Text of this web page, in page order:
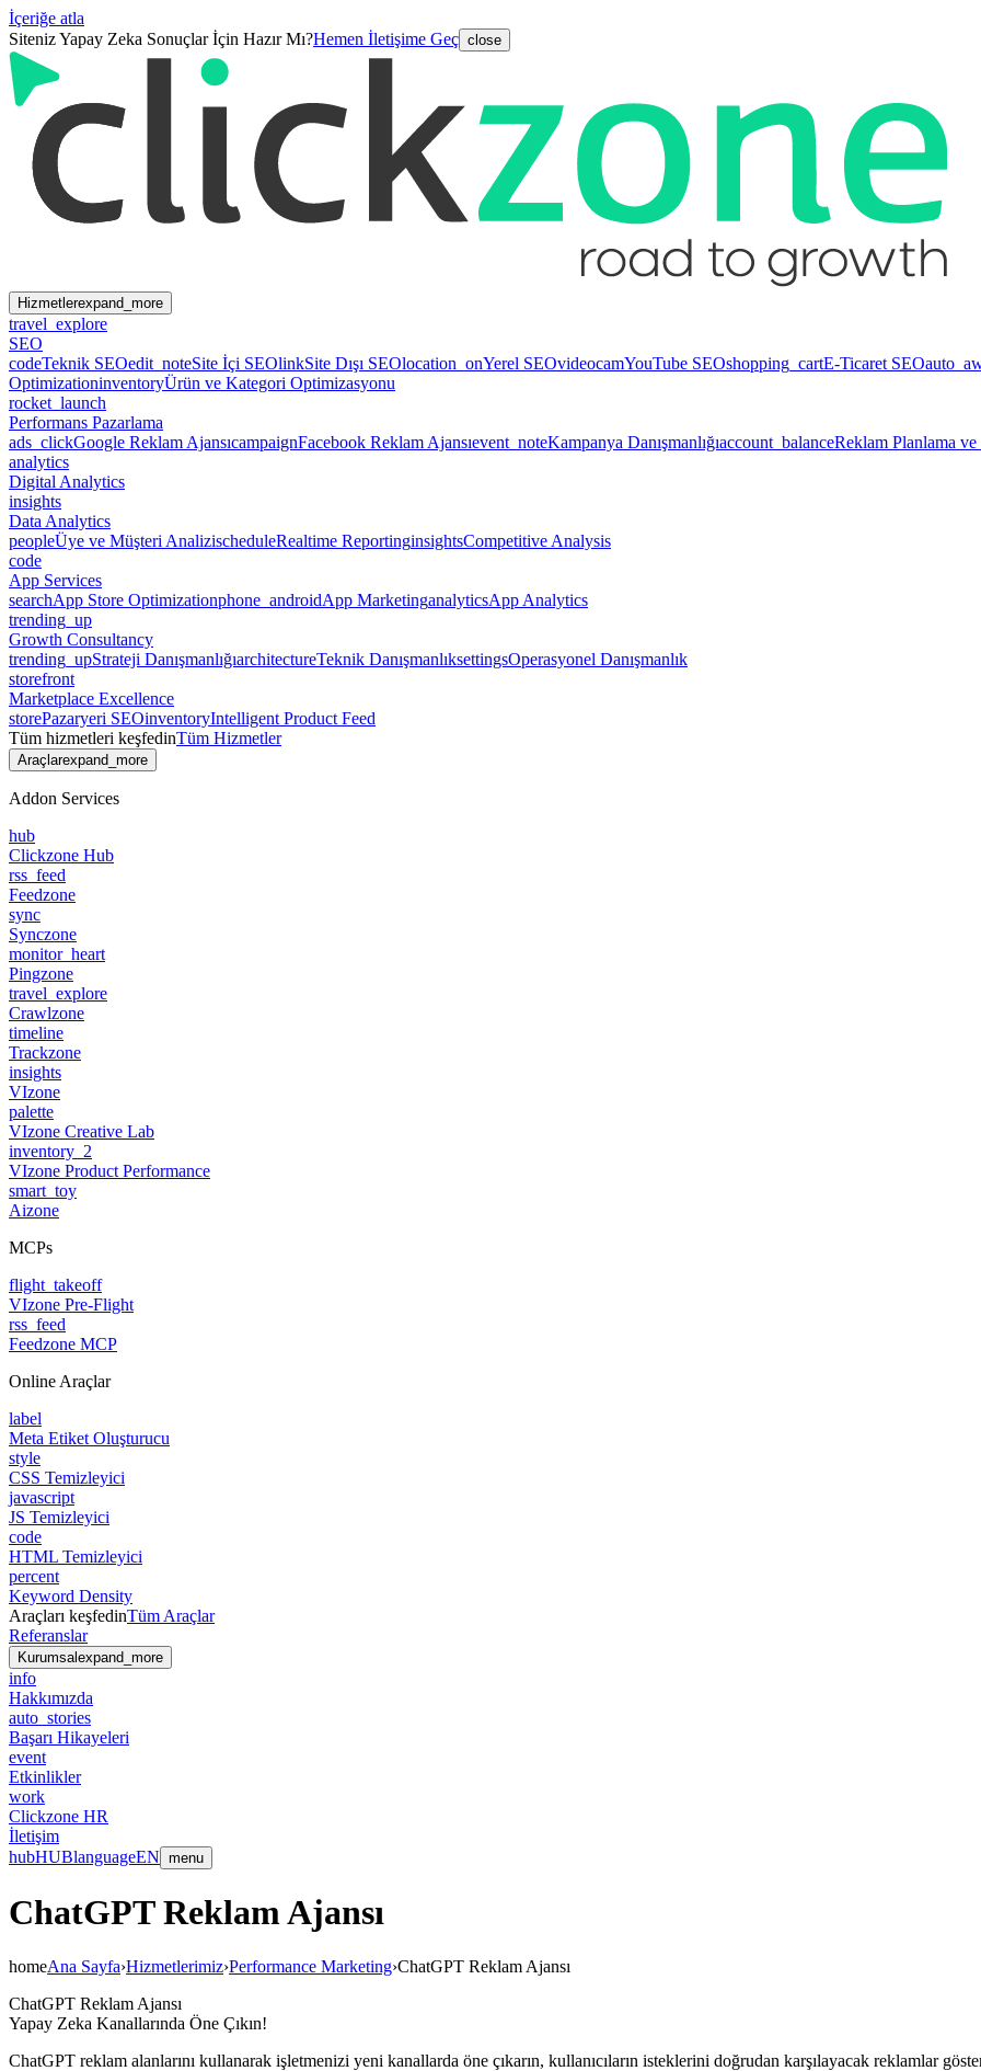
İçeriğe atla
Siteniz Yapay Zeka Sonuçlar İçin Hazır Mı?Hemen İletişime Geç close
Hizmetlerexpand_more
travel_explore
SEO
codeTeknik SEOedit_noteSite İçi SEOlinkSite Dışı SEOlocation_onYerel SEOvideocamYouTube SEOshopping_cartE-Ticaret SEO
OptimizationinventoryÜrün ve Kategori Optimizasyonu
rocket_launch
Performans Pazarlama
ads_clickGoogle Reklam AjansıcampaignFacebook Reklam Ajansıevent_noteKampanya Danışmanlığıaccount_balanceReklam Planlama
analytics
Digital Analytics
insights
Data Analytics
peopleÜye ve Müşteri AnalizischeduleRealtime ReportinginsightsCompetitive Analysis
code
App Services
searchApp Store Optimizationphone_androidApp MarketinganalyticsApp Analytics
trending_up
Growth Consultancy
trending_upStrateji DanışmanlığıarchitectureTeknik DanışmanlıksettingsOperasyonel Danışmanlık
storefront
Marketplace Excellence
storePazaryeri SEOinventoryIntelligent Product Feed
Tüm hizmetleri keşfedinTüm Hizmetler
Araçlarexpand_more
Addon Services
hub
Clickzone Hub
rss_feed
Feedzone
sync
Synczone
monitor_heart
Pingzone
travel_explore
Crawlzone
timeline
Trackzone
insights
VIzone
palette
VIzone Creative Lab
inventory_2
VIzone Product Performance
smart_toy
Aizone
MCPs
flight_takeoff
VIzone Pre-Flight
rss_feed
Feedzone MCP
Online Araçlar
label
Meta Etiket Oluşturucu
style
CSS Temizleyici
javascript
JS Temizleyici
code
HTML Temizleyici
percent
Keyword Density
Araçları keşfedinTüm Araçlar
Referanslar
Kurumsalexpand_more
info
Hakkımızda
auto_stories
Başarı Hikayeleri
event
Etkinlikler
work
Clickzone HR
İletişim
hubHUBlanguageEN menu
ChatGPT Reklam Ajansı
homeAna Sayfa›Hizmetlerimiz›Performance Marketing›ChatGPT Reklam Ajansı
ChatGPT Reklam Ajansı
Yapay Zeka Kanallarında Öne Çıkın!
ChatGPT reklam alanlarını kullanarak işletmenizi yeni kanallarda öne çıkarın, kullanıcıların isteklerini doğrudan karşılayacak reklamlar